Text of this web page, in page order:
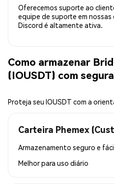
Oferecemos suporte ao
equipe de suporte em nossas
Discord é altamente ativa.
Como armazenar
(IOUSDT) com
Proteja seu IOUSDT com a
Carteira Phemex
Armazenamento seguro e
Melhor para uso diário